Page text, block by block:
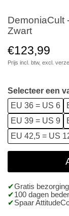
DemoniaCult
Zwart
€123,99
Prijs incl. btw, excl.
Selecteer een
EU 36 = US 6
EU 39 = US 9
EU 42,5 = US
Gratis
100 dagen
Spaar